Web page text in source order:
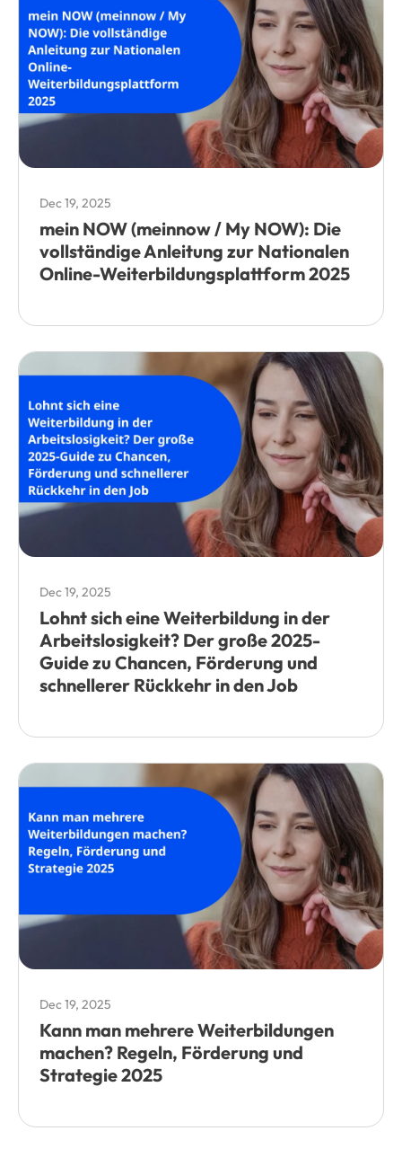
Dec 19, 2025
mein NOW (meinnow / My NOW): Die
vollständige Anleitung zur Nationalen
Online-Weiterbildungsplattform 2025
Dec 19, 2025
Lohnt sich eine Weiterbildung in der
Arbeitslosigkeit? Der große 2025-
Guide zu Chancen, Förderung und
schnellerer Rückkehr in den Job
Dec 19, 2025
Kann man mehrere Weiterbildungen
machen? Regeln, Förderung und
Strategie 2025